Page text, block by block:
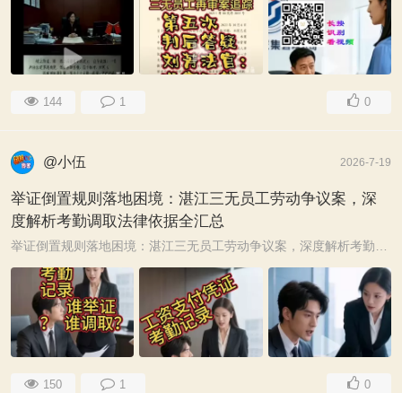
144 1 0
@小伍 2026-7-19
举证倒置规则落地困境：湛江三无员工劳动争议案，深
度解析考勤调取法律依据全汇总
150 1 0